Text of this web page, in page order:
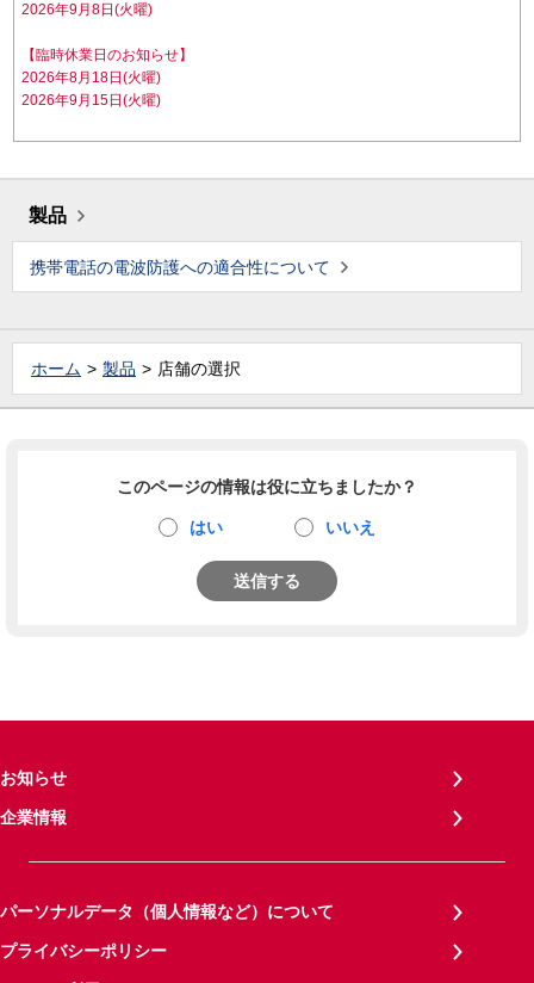
2026年9月8日(火曜)
【臨時休業日のお知らせ】
2026年8月18日(火曜)
2026年9月15日(火曜)
製品
携帯電話の電波防護への適合性について
ホーム 製品 店舗の選択
このページの情報は役に立ちましたか？
はい いいえ
送信する
お知らせ
企業情報
パーソナルデータ（個人情報など）について
プライバシーポリシー